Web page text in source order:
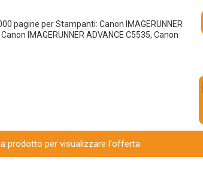
pagine per Stampanti: Canon IMAGERUNNER
IMAGERUNNER ADVANCE C5535, Canon
prodotto per visualizzare l'offerta